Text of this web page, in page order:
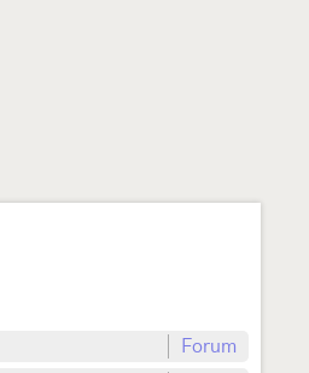
Forum